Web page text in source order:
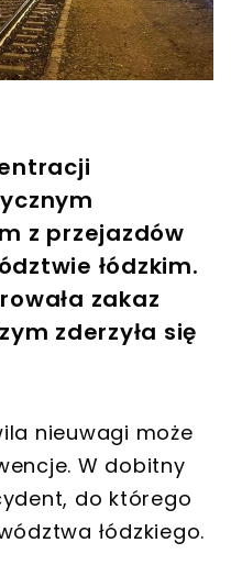
z przejazdów
łódzkim.
zakaz
zderzyła się
nieuwagi może
W dobitny
do którego
łódzkiego.